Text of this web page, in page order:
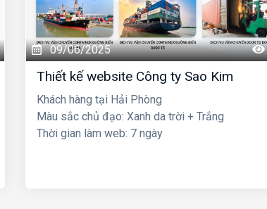
09/06/2025
Thiết kế website Công ty Sao Kim
Khách hàng tại Hải Phòng
Màu sắc chủ đạo: Xanh da trời + Trắng
Thời gian làm web: 7 ngày